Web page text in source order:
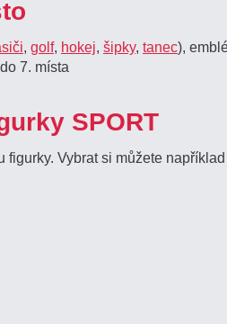
, golf, hokej, šipky, tanec),
7. místa
SPORT
Vybrat si můžete